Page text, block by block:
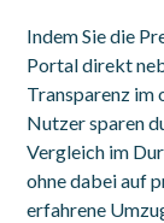
Indem Sie die
Portal direkt
Transparenz
Nutzer sparen
Vergleich im
ohne dabei auf
erfahrene